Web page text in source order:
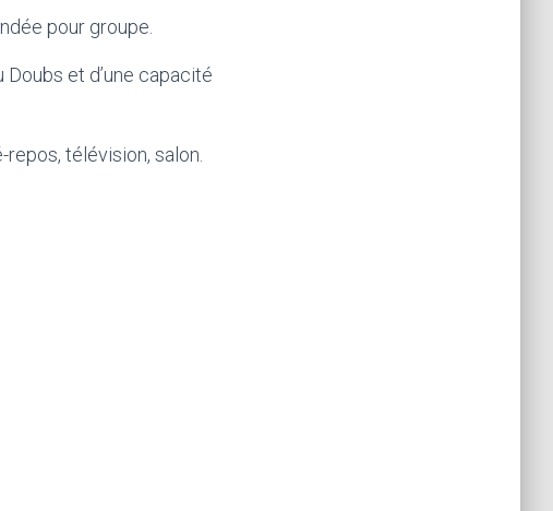
pour groupe.
et d’une capacité
télévision, salon.